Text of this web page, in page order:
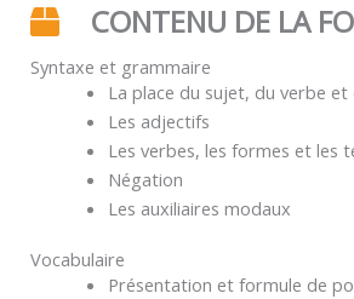
CONTENU DE LA
Syntaxe et grammaire
La place du sujet, du verbe
Les adjectifs
Les verbes, les formes et les
Négation
Les auxiliaires modaux
Vocabulaire
Présentation et formule de